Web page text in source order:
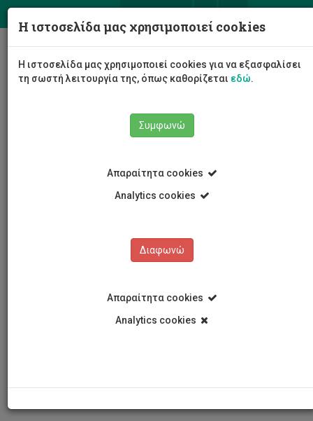
Η ιστοσελίδα μας χρησιμοποιεί cookies
Η ιστοσελίδα μας χρησιμοποιεί cookies για να εξασφαλίσει
τη σωστή λειτουργία της, όπως καθορίζεται εδώ.
Συμφωνώ
Απαραίτητα cookies
Analytics cookies
Διαφωνώ
Απαραίτητα cookies
Analytics cookies